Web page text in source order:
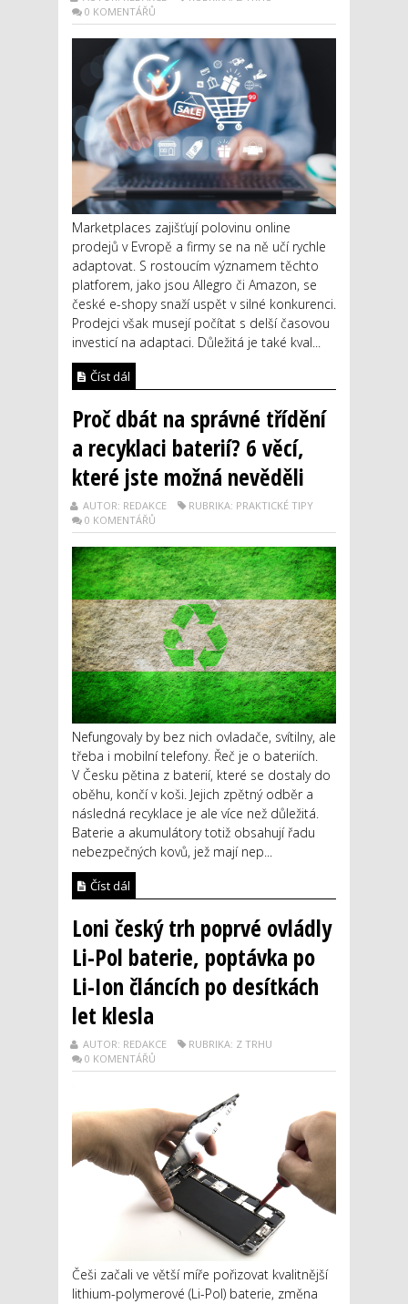
0 KOMENTÁŘŮ
Marketplaces zajišťují polovinu online
prodejů v Evropě a firmy se na ně učí rychle
adaptovat. S rostoucím významem těchto
platforem, jako jsou Allegro či Amazon, se
české e-shopy snaží uspět v silné konkurenci.
Prodejci však musejí počítat s delší časovou
investicí na adaptaci. Důležitá je také kval...
Číst dál
Proč dbát na správné třídění
a recyklaci baterií? 6 věcí,
které jste možná nevěděli
AUTOR: REDAKCE
RUBRIKA: PRAKTICKÉ TIPY
0 KOMENTÁŘŮ
Nefungovaly by bez nich ovladače, svítilny, ale
třeba i mobilní telefony. Řeč je o bateriích.
V Česku pětina z baterií, které se dostaly do
oběhu, končí v koši. Jejich zpětný odběr a
následná recyklace je ale více než důležitá.
Baterie a akumulátory totiž obsahují řadu
nebezpečných kovů, jež mají nep...
Číst dál
Loni český trh poprvé ovládly
Li-Pol baterie, poptávka po
Li-Ion článcích po desítkách
let klesla
AUTOR: REDAKCE
RUBRIKA: Z TRHU
0 KOMENTÁŘŮ
Češi začali ve větší míře pořizovat kvalitnější
lithium-polymerové (Li-Pol) baterie, změna